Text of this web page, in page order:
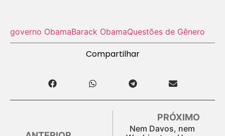
governo ObamaBarack ObamaQuestões de Gênero
Compartilhar
PRÓXIMO
Nem Davos, nem